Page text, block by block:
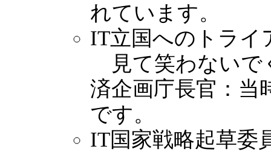
れています。
IT立国へのトライ
見て笑わないで
済企画庁長官：
です。
IT国家戦略起草